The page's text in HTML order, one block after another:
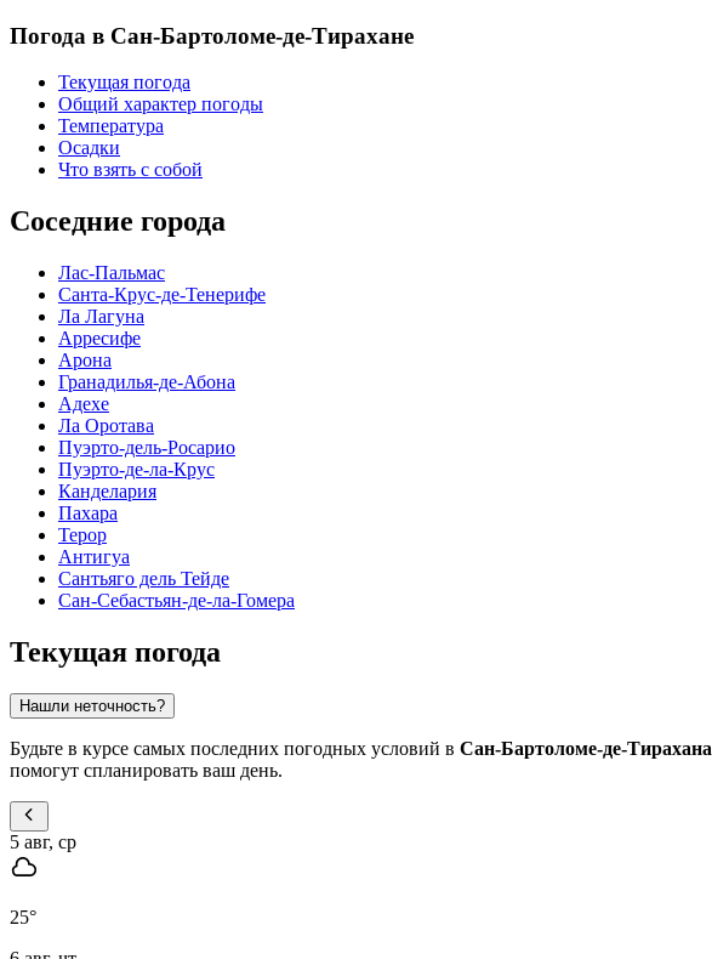
Погода в Сан-Бартоломе-де-Тирахане
Текущая погода
Общий характер погоды
Температура
Осадки
Что взять с собой
Соседние города
Лас-Пальмас
Санта-Крус-де-Тенерифе
Ла Лагуна
Арресифе
Арона
Гранадилья-де-Абона
Адехе
Ла Оротава
Пуэрто-дель-Росарио
Пуэрто-де-ла-Крус
Канделария
Пахара
Терор
Антигуа
Сантьяго дель Тейде
Сан-Себастьян-де-ла-Гомера
Текущая погода
Нашли неточность?
Будьте в курсе самых последних погодных условий в Сан-Бартоломе-де-Тирахана
помогут спланировать ваш день.
5 авг, ср
25°